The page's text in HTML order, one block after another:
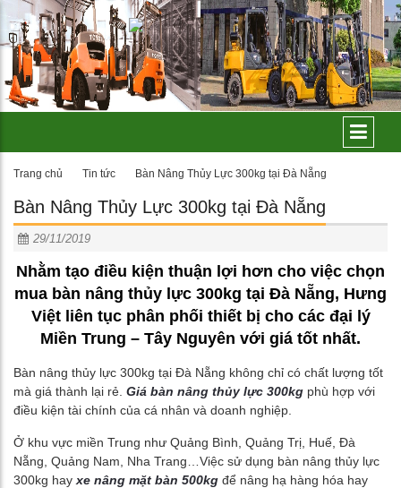
Trang chủ Tin tức Bàn Nâng Thủy Lực 300kg tại Đà Nẵng
Bàn Nâng Thủy Lực 300kg tại Đà Nẵng
29/11/2019
Nhằm tạo điều kiện thuận lợi hơn cho việc chọn
mua bàn nâng thủy lực 300kg tại Đà Nẵng, Hưng
Việt liên tục phân phối thiết bị cho các đại lý
Miền Trung – Tây Nguyên với giá tốt nhất.
Bàn nâng thủy lực 300kg tại Đà Nẵng không chỉ có chất lượng tốt
mà giá thành lại rẻ. Giá bàn nâng thủy lực 300kg phù hợp với
điều kiện tài chính của cá nhân và doanh nghiệp.
Ở khu vực miền Trung như Quảng Bình, Quảng Trị, Huế, Đà
Nẵng, Quảng Nam, Nha Trang…Việc sử dụng bàn nâng thủy lực
300kg hay xe nâng mặt bàn 500kg để nâng hạ hàng hóa hay